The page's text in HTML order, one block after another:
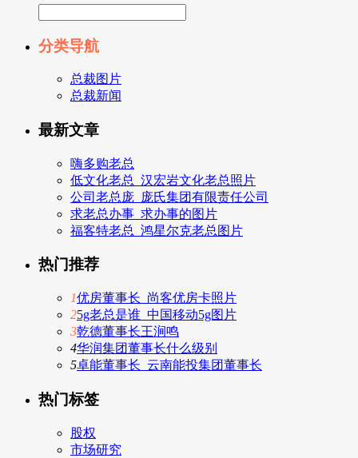
分类导航
总裁图片
总裁新闻
最新文章
嗨多购老总
低文化老总_汉宏岩文化老总照片
公司老总庞_庞氏集团有限责任公司
求老总办事_求办事的图片
福客特老总_鸿星尔克老总图片
热门推荐
1优房董事长_尚客优房卡照片
25g老总是谁_中国移动5g图片
3乾德董事长王涧鸣
4华润集团董事长什么级别
5卓能董事长_云南能投集团董事长
热门标签
股权
市场研究